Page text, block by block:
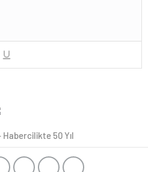
Habercilikte 50 Yıl